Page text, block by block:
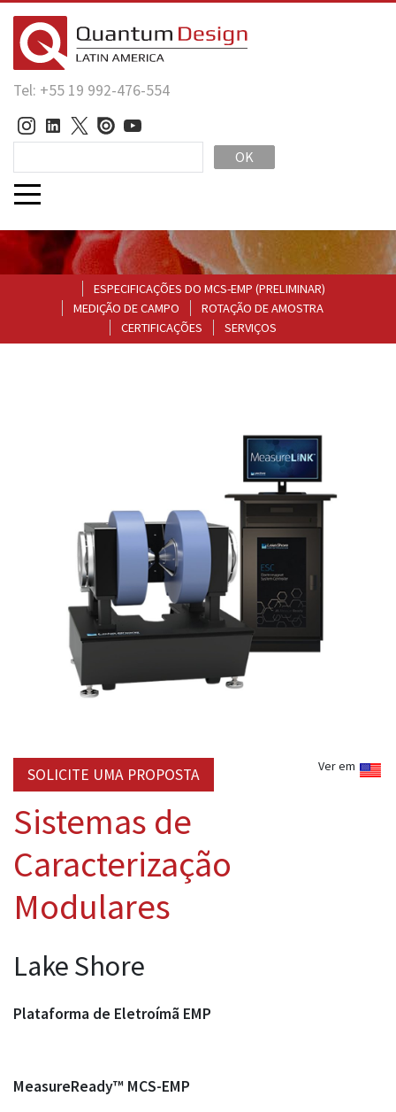
Tel: +55 19 992-476-554
OK
ESPECIFICAÇÕES DO MCS-EMP (PRELIMINAR)
MEDIÇÃO DE CAMPO
ROTAÇÃO DE AMOSTRA
CERTIFICAÇÕES
SERVIÇOS
Ver em
SOLICITE UMA PROPOSTA
Sistemas de
Caracterização
Modulares
Lake Shore
Plataforma de Eletroímã EMP
MeasureReady™ MCS-EMP